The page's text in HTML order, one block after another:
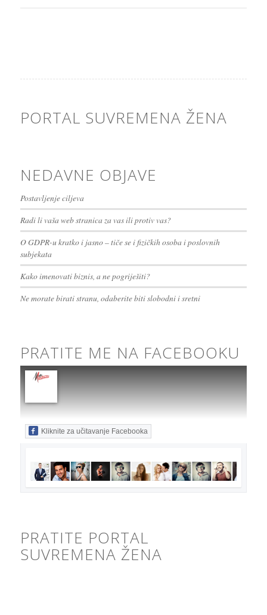
PORTAL SUVREMENA ŽENA
NEDAVNE OBJAVE
Postavljenje ciljeva
Radi li vaša web stranica za vas ili protiv vas?
O GDPR-u kratko i jasno – tiče se i fizičkih osoba i poslovnih
subjekata
Kako imenovati biznis, a ne pogriješiti?
Ne morate birati stranu, odaberite biti slobodni i sretni
PRATITE ME NA FACEBOOKU
Kliknite za učitavanje Facebooka
PRATITE PORTAL
SUVREMENA ŽENA